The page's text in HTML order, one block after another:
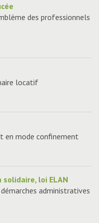
des professionnels
locatif
en mode confinement
loi ELAN
administratives